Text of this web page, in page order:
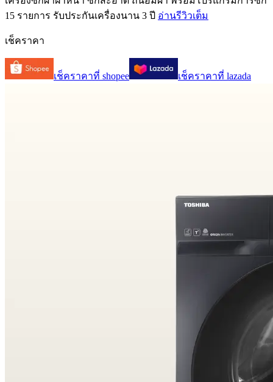
15 รายการ รับประกันเครื่องนาน 3 ปี อ่านรีวิวเต็ม
เช็คราคา
เช็คราคาที่ shopee เช็คราคาที่ lazada